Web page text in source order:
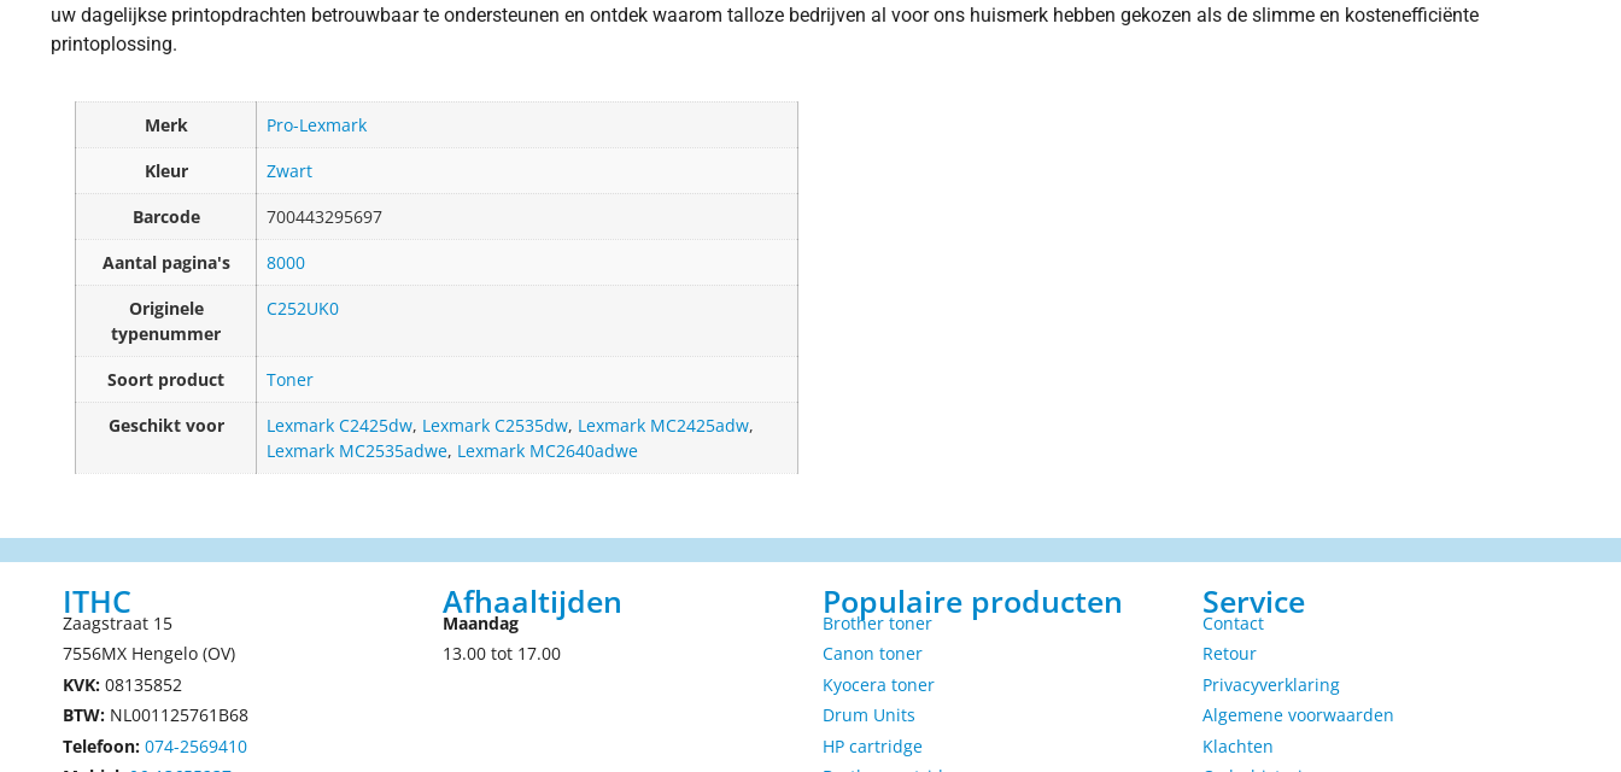
uw dagelijkse printopdrachten betrouwbaar te ondersteunen en ontdek waarom talloze bedrijven al voor ons huismerk hebben gekozen als de slimme en kostenefficiënte
printoplossing.
Merk
Pro-Lexmark
Kleur
Zwart
Barcode
700443295697
Aantal pagina's
8000
Originele
typenummer
C252UK0
Soort product
Toner
Geschikt voor
Lexmark C2425dw, Lexmark C2535dw, Lexmark MC2425adw,
Lexmark MC2535adwe, Lexmark MC2640adwe
ITHC
Zaagstraat 15
7556MX Hengelo (OV)
KVK: 08135852
BTW: NL001125761B68
Telefoon: 074-2569410
Afhaaltijden
Maandag
13.00 tot 17.00
Populaire producten
Brother toner
Canon toner
Kyocera toner
Drum Units
HP cartridge
Service
Contact
Retour
Privacyverklaring
Algemene voorwaarden
Klachten